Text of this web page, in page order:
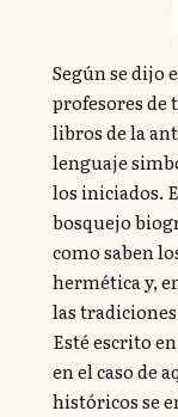
Según se dijo
profesores de
libros de la
lenguaje
los iniciados.
bosquejo
como saben
hermética y,
las
Esté escrito
en el caso de
históricos se